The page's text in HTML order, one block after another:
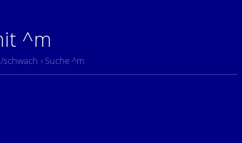
^m
schwach › Suche ^m